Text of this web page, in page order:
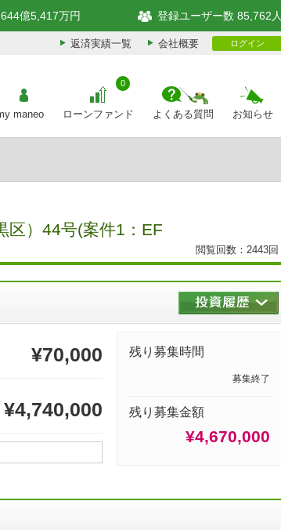
億5,417万円 登録ユーザー数 85,762人
返済実績一覧 会社概要 ログイン
maneo ローンファンド
0
よくある質問 お知らせ
）44号(案件1：EF
閲覧回数：2443回
¥70,000
¥4,740,000
残り募集時間
募集終了
残り募集金額
¥4,670,000